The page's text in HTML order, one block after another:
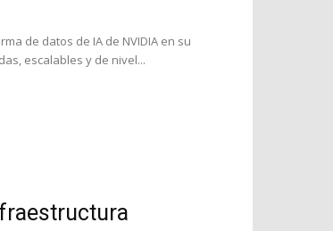
de datos de IA de NVIDIA en su
escalables y de nivel...